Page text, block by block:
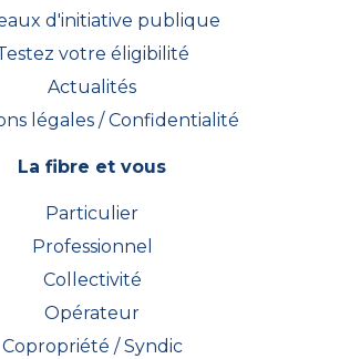
d'initiative publique
votre éligibilité
Actualités
légales / Confidentialité
La fibre et vous
Particulier
Professionnel
Collectivité
Opérateur
Copropriété / Syndic